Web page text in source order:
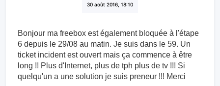
30 août 2016, 18:10
Bonjour ma freebox est également bloquée à l'étape
6 depuis le 29/08 au matin. Je suis dans le 59. Un
ticket incident est ouvert mais ça commence à être
long !! Plus d'Internet, plus de tph plus de tv !!! Si
quelqu'un a une solution je suis preneur !!! Merci